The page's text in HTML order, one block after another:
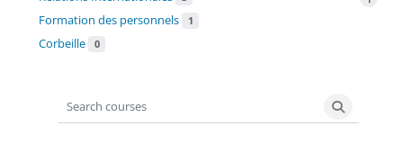
Formation des personnels 1
Corbeille 0
Search courses
Search